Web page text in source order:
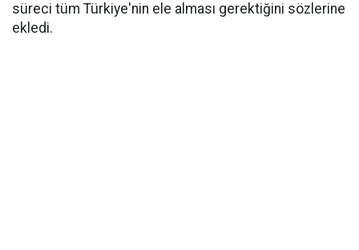
süreci tüm Türkiye'nin ele alması gerektiğini sözlerine
ekledi.